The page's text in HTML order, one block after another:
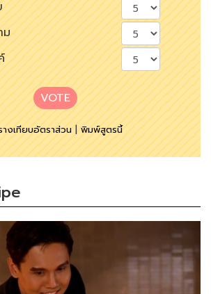
ม
VOTE
างเทียบอัตราส่วน|พิมพ์สูตรนี้